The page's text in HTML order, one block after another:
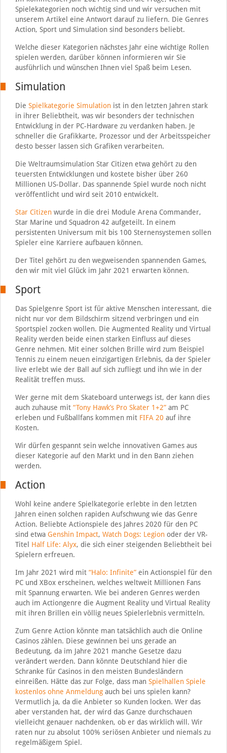
Spielekategorien noch wichtig sind und wir versuchen mit
unserem Artikel eine Antwort darauf zu liefern. Die Genres
Action, Sport und Simulation sind besonders beliebt.
Welche dieser Kategorien nächstes Jahr eine wichtige Rollen
spielen werden, darüber können informieren wir Sie
ausführlich und wünschen Ihnen viel Spaß beim Lesen.
Simulation
Die Spielkategorie Simulationist in den letzten Jahren stark
in ihrer Beliebtheit, was wir besonders der technischen
Entwicklung in der PC-Hardware zu verdanken haben. Je
schneller die Grafikkarte, Prozessor und der Arbeitsspeicher
desto besser lassen sich Grafiken verarbeiten.
Die Weltraumsimulation Star Citizen etwa gehört zu den
teuersten Entwicklungen und kostete bisher über 260
Millionen US-Dollar. Das spannende Spiel wurde noch nicht
veröffentlicht und wird seit 2010 entwickelt.
Star Citizenwurde in die drei Module Arena Commander,
Star Marine und Squadron 42 aufgeteilt. In einem
persistenten Universum mit bis 100 Sternensystemen sollen
Spieler eine Karriere aufbauen können.
Der Titel gehört zu den wegweisenden spannenden Games,
den wir mit viel Glück im Jahr 2021 erwarten können.
Sport
Das Spielgenre Sport ist für aktive Menschen interessant, die
nicht nur vor dem Bildschirm sitzend verbringen und ein
Sportspiel zocken wollen. Die Augmented Reality und Virtual
Reality werden beide einen starken Einfluss auf dieses
Genre nehmen. Mit einer solchen Brille wird zum Beispiel
Tennis zu einem neuen einzigartigen Erlebnis, da der Spieler
live erlebt wie der Ball auf sich zufliegt und ihn wie in der
Realität treffen muss.
Wer gerne mit dem Skateboard unterwegs ist, der kann dies
auch zuhause mit “Tony Hawk’s Pro Skater 1+2”am PC
erleben und Fußballfans kommen mit FIFA 20 auf ihre
Kosten.
Wir dürfen gespannt sein welche innovativen Games aus
dieser Kategorie auf den Markt und in den Bann ziehen
werden.
Action
Wohl keine andere Spielkategorie erlebte in den letzten
Jahren einen solchen rapiden Aufschwung wie das Genre
Action. Beliebte Actionspiele des Jahres 2020 für den PC
sind etwa Genshin Impact, Watch Dogs: Legionoder der VR-
Titel Half Life: Alyx, die sich einer steigenden Beliebtheit bei
Spielern erfreuen.
Im Jahr 2021 wird mit “Halo: Infinite”ein Actionspiel für den
PC und XBox erscheinen, welches weltweit Millionen Fans
mit Spannung erwarten. Wie bei anderen Genres werden
auch im Actiongenre die Augment Reality und Virtual Reality
mit ihren Brillen ein völlig neues Spielerlebnis vermitteln.
Zum Genre Action könnte man tatsächlich auch die Online
Casinos zählen. Diese gewinnen bei uns gerade an
Bedeutung, da im Jahre 2021 manche Gesetze dazu
verändert werden. Dann könnte Deutschland hier die
Schranke für Casinos in den meisten Bundesländern
einreißen. Hätte das zur Folge, dass man Spielhallen Spiele
kostenlos ohne Anmeldungauch bei uns spielen kann?
Vermutlich ja, da die Anbieter so Kunden locken. Wer das
aber verstanden hat, der wird das Ganze durchschauen
vielleicht genauer nachdenken, ob er das wirklich will. Wir
raten nur zu absolut 100% seriösen Anbieter und niemals zu
regelmäßigem Spiel.